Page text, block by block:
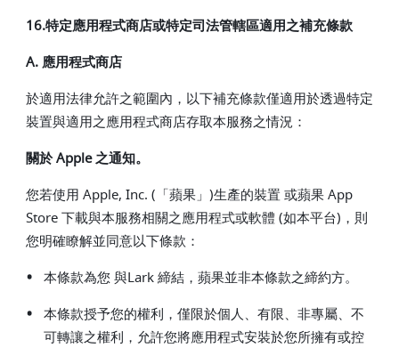
16.特定應用程式商店或特定司法管轄區適用之補充條款
A. 應用程式商店
於適用法律允許之範圍內，以下補充條款僅適用於透過特定
裝置與適用之應用程式商店存取本服務之情況：
關於 Apple 之通知。
您若使用 Apple, Inc. (「蘋果」)生產的裝置 或蘋果 App
Store 下載與本服務相關之應用程式或軟體 (如本平台)，則
您明確瞭解並同意以下條款：
• 本條款為您 與Lark 締結，蘋果並非本條款之締約方。
• 本條款授予您的權利，僅限於個人、有限、非專屬、不
可轉讓之權利，允許您將應用程式安裝於您所擁有或控